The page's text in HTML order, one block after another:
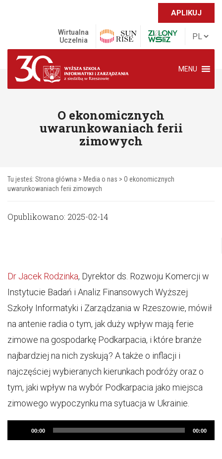
APLIKUJ
Wirtualna
Uczelnia
MENU
O ekonomicznych
uwarunkowaniach ferii
zimowych
Tu jesteś: Strona główna > Media o nas > O ekonomicznych
uwarunkowaniach ferii zimowych
Opublikowano: 2025-02-14
Dr Jacek Rodzinka, Dyrektor ds. Rozwoju Komercji w
Instytucie Badań i Analiz Finansowych Wyższej
Szkoły Informatyki i Zarządzania w Rzeszowie, mówił
na antenie radia o tym, jak duży wpływ mają ferie
zimowe na gospodarkę Podkarpacia, i które branże
najbardziej na nich zyskują? A także o inflacji i
najczęściej wybieranych kierunkach podróży oraz o
tym, jaki wpływ na wybór Podkarpacia jako miejsca
zimowego wypoczynku ma sytuacja w Ukrainie.
Player
00:00 00:00